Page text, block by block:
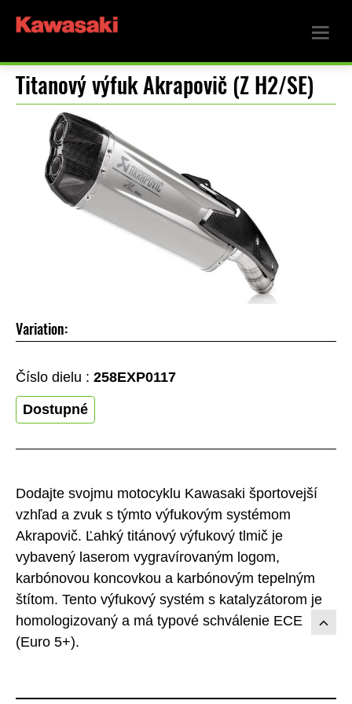
Titanový výfuk Akrapovič (Z H2/SE)
Dodajte svojmu motocyklu Kawasaki športovejší
vzhľad a zvuk s týmto výfukovým systémom
Akrapovič. Ľahký titánový výfukový tlmič je
vybavený laserom vygravírovaným logom,
karbónovou koncovkou a karbónovým tepelným
štítom. Tento výfukový systém s katalyzátorom je
homologizovaný a má typové schválenie ECE
(Euro 5+).
Variation:
Číslo dielu : 258EXP0117
Dostupné